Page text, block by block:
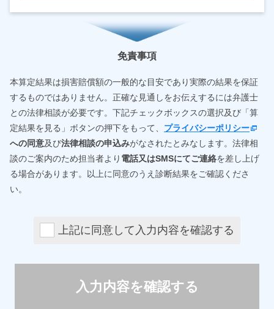
免責事項
本算定結果は損害賠償額の一般的な目安であり実際の結果を保証
するものではありません。正確な見通しをお伝えするには弁護士
との法律相談が必要です。下記チェックボックスの選択及び「算
定結果を見る」ボタンの押下をもって、 プライバシーポリシー
への同意及び法律相談の申込みがなされたとみなします。法律相
談のご案内のため担当者より 電話又はSMSにてご連絡を差し上げ
る場合があります。以上に同意のうえ診断結果をご確認くださ
い。
上記に同意して入力内容を確認する
入力内容を確認する